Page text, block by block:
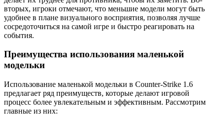
вторых, игроки отмечают, что меньшие модели могут быть
удобнее в плане визуального восприятия, позволяя лучше
сосредоточиться на самой игре и быстро реагировать на
события.
Преимущества использования маленькой
модельки
Использование маленькой модельки в Counter-Strike 1.6
предлагает ряд преимуществ, которые делают игровой
процесс более увлекательным и эффективным. Рассмотрим
главные из них: